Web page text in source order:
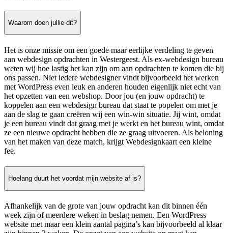
Waarom doen jullie dit?
Het is onze missie om een goede maar eerlijke verdeling te geven
aan webdesign opdrachten in Westergeest. Als ex-webdesign bureau
weten wij hoe lastig het kan zijn om aan opdrachten te komen die bij
ons passen. Niet iedere webdesigner vindt bijvoorbeeld het werken
met WordPress even leuk en anderen houden eigenlijk niet echt van
het opzetten van een webshop. Door jou (en jouw opdracht) te
koppelen aan een webdesign bureau dat staat te popelen om met je
aan de slag te gaan creëren wij een win-win situatie. Jij wint, omdat
je een bureau vindt dat graag met je werkt en het bureau wint, omdat
ze een nieuwe opdracht hebben die ze graag uitvoeren. Als beloning
van het maken van deze match, krijgt Webdesignkaart een kleine
fee.
Hoelang duurt het voordat mijn website af is?
Afhankelijk van de grote van jouw opdracht kan dit binnen één
week zijn of meerdere weken in beslag nemen. Een WordPress
website met maar een klein aantal pagina’s kan bijvoorbeeld al klaar